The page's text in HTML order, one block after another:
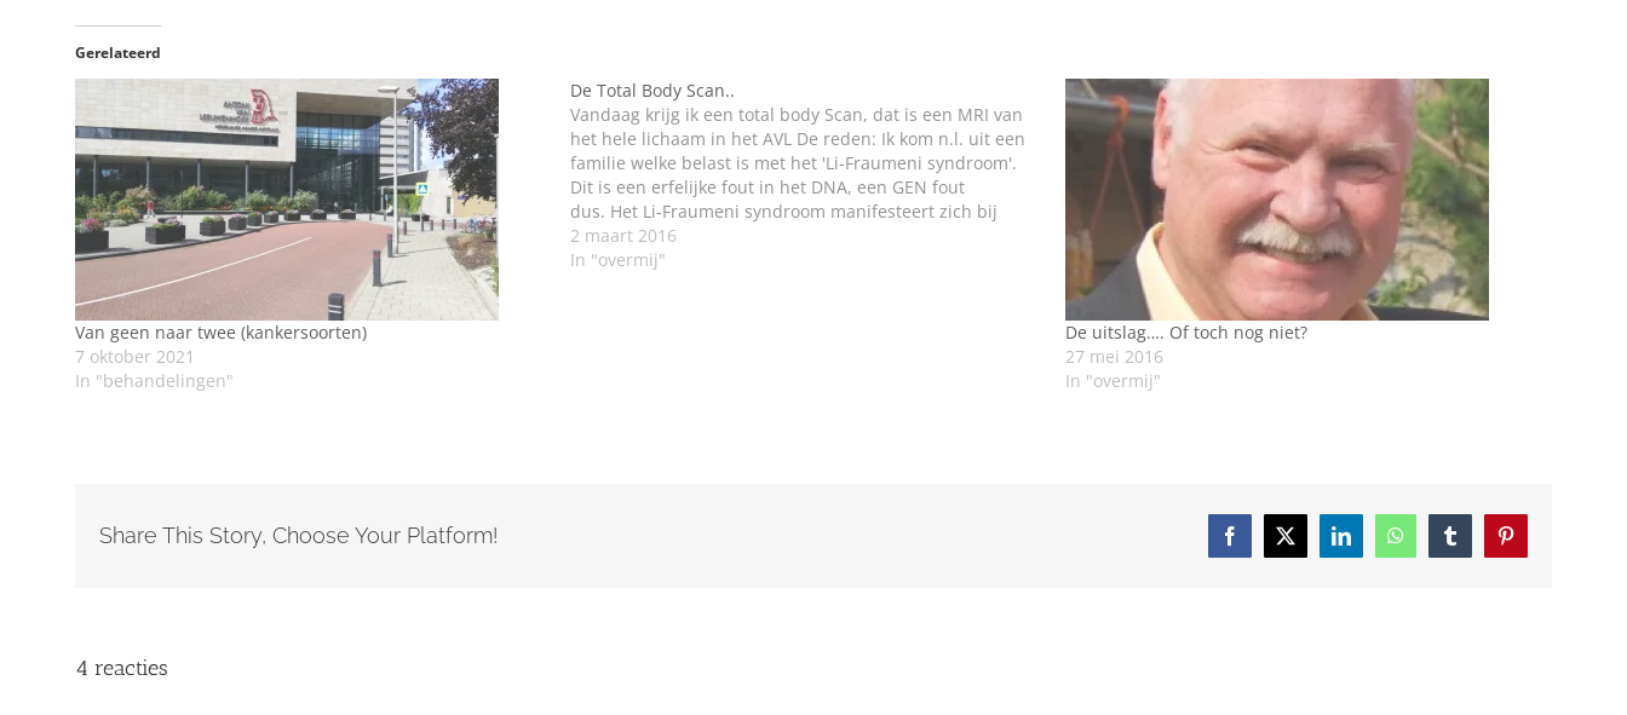
Gerelateerd
Van geen naar twee (kankersoorten)
7 oktober 2021
In "behandelingen"
De Total Body Scan..
Vandaag krijg ik een total body Scan, dat is een MRI van
het hele lichaam in het AVL De reden: Ik kom n.l. uit een
familie welke belast is met het 'Li-Fraumeni syndroom'.
Dit is een erfelijke fout in het DNA, een GEN fout
dus. Het Li-Fraumeni syndroom manifesteert zich bij
name…
2 maart 2016
In "overmij"
De uitslag…. Of toch nog niet?
27 mei 2016
In "overmij"
Share This Story, Choose Your Platform! Facebook
X LinkedInWhatsAppTumblrPinterest
4 reacties